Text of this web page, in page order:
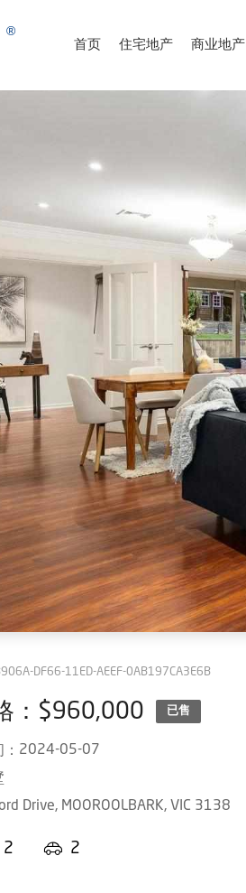
首页 住宅地产 商业地产
DF66-11ED-AEEF-0AB197CA3E6B
：$960,000 已售
2024-05-07
Drive, MOOROOLBARK, VIC 3138
2 2